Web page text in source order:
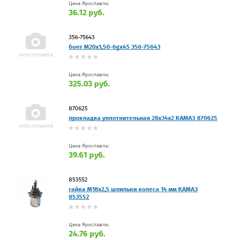
Цена Ярославль:
36.12 руб.
356-75643
болт M20x1,50-6gx45 356-75643
Цена Ярославль:
325.03 руб.
870625
прокладка уплотнительная 28х34х2 КАМАЗ 870625
Цена Ярославль:
39.61 руб.
853552
гайка М18х2,5 шпильки колеса 14 мм КАМАЗ
853552
Цена Ярославль:
24.76 руб.